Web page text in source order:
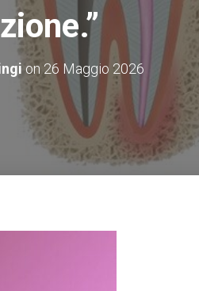
on 26 Maggio 2026